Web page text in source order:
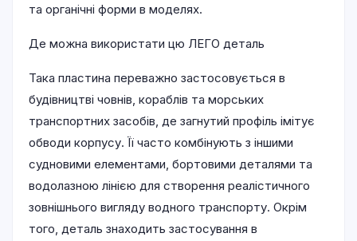
та органічні форми в моделях.
Де можна використати цю ЛЕГО деталь
Така пластина переважно застосовується в
будівництві човнів, кораблів та морських
транспортних засобів, де загнутий профіль імітує
обводи корпусу. Її часто комбінують з іншими
судновими елементами, бортовими деталями та
водолазною лінією для створення реалістичного
зовнішнього вигляду водного транспорту. Окрім
того, деталь знаходить застосування в